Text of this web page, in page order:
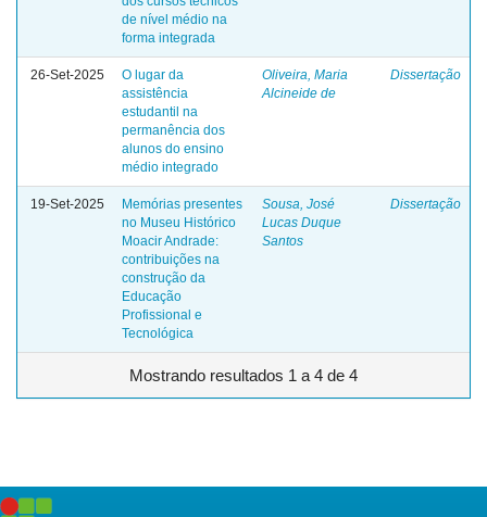
de nível médio na
forma integrada
26-Set-2025
O lugar da
assistência
estudantil na
permanência dos
alunos do ensino
médio integrado
Oliveira, Maria
Alcineide de
Dissertação
19-Set-2025
Memórias presentes
no Museu Histórico
Moacir Andrade:
contribuições na
construção da
Educação
Profissional e
Tecnológica
Sousa, José
Lucas Duque
Santos
Dissertação
Mostrando resultados 1 a 4 de 4